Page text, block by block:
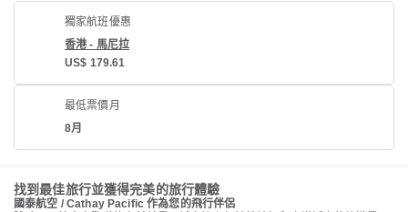
獨家航班優惠
香港 - 馬尼拉
US$ 179.61
最低票價月
8月
找到最佳旅行並獲得完美的旅行體驗
國泰航空 / Cathay Pacific 作為您的飛行伴侶